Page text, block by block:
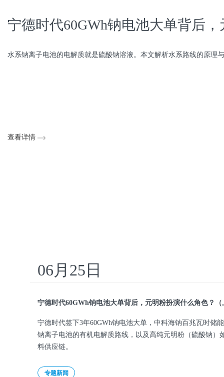
宁德时代60GWh钠电池大单背后
水系钠离子电池的电解质就是硫酸钠溶液。本文解析水系路线的原理
查看详情
06月25日
宁德时代60GWh钠电池大单背后，元明粉扮演什么角色？（
宁德时代签下3年60GWh钠电池大单，中科海钠百兆瓦时储
钠离子电池的有机电解质路线，以及高纯元明粉（硫酸钠）
料供应链。
专题新闻